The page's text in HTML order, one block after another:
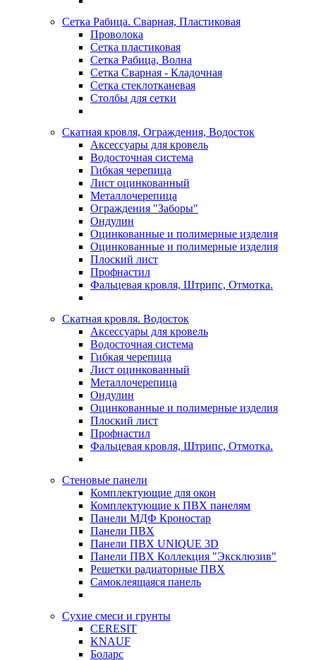
Сетка Рабица. Сварная, Пластиковая
Проволока
Сетка пластиковая
Сетка Рабица, Волна
Сетка Сварная - Кладочная
Сетка стеклотканевая
Столбы для сетки
Скатная кровля, Ограждения, Водосток
Аксессуары для кровель
Водосточная система
Гибкая черепица
Лист оцинкованный
Металлочерепица
Ограждения "Заборы"
Ондулин
Оцинкованные и полимерные изделия
Оцинкованные и полимерные изделия
Плоский лист
Профнастил
Фальцевая кровля, Штрипс, Отмотка.
Скатная кровля. Водосток
Аксессуары для кровель
Водосточная система
Гибкая черепица
Лист оцинкованный
Металлочерепица
Ондулин
Оцинкованные и полимерные изделия
Плоский лист
Профнастил
Фальцевая кровля, Штрипс, Отмотка.
Стеновые панели
Комплектующие для окон
Комплектующие к ПВХ панелям
Панели МДФ Кроностар
Панели ПВХ
Панели ПВХ UNIQUE 3D
Панели ПВХ Коллекция "Эксклюзив"
Решетки радиаторные ПВХ
Самоклеящаяся панель
Сухие смеси и грунты
CERESIT
KNAUF
Боларс